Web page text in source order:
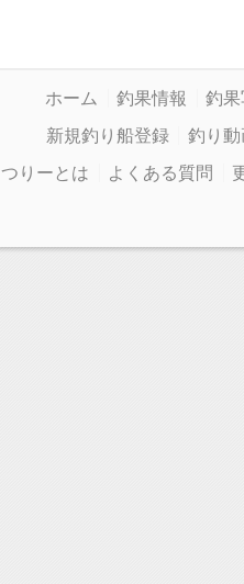
ホーム 釣果情報
釣
新規釣り船登録
釣り動
つりーとは
よくある質問